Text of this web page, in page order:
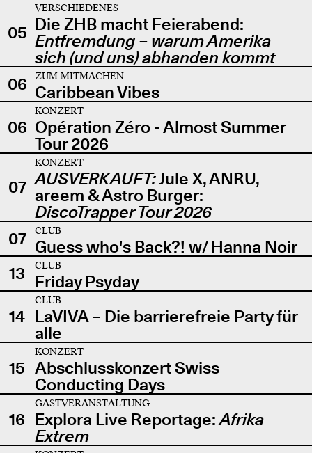
05
VERSCHIEDENES
Die ZHB macht Feierabend:
Entfremdung – warum Amerika
sich (und uns) abhanden kommt
06
ZUM MITMACHEN
Caribbean Vibes
06
KONZERT
Opération Zéro - Almost Summer
Tour 2026
07
KONZERT
AUSVERKAUFT:Jule X, ANRU,
areem & Astro Burger:
DiscoTrapper Tour 2026
07
CLUB
Guess who's Back?! w/ Hanna Noir
13
CLUB
Friday Psyday
14
CLUB
LaVIVA – Die barrierefreie Party für
alle
15
KONZERT
Abschlusskonzert Swiss
Conducting Days
16
GASTVERANSTALTUNG
Explora Live Reportage:Afrika
Extrem